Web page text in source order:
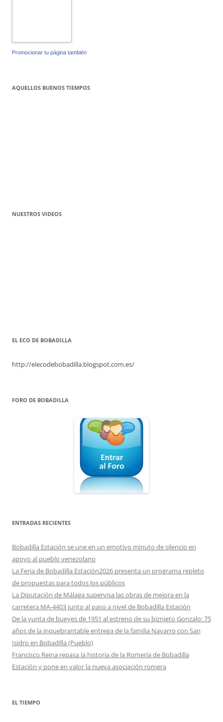
Promocionar tu página también
AQUELLOS BUENOS TIEMPOS
NUESTROS VIDEOS
EL ECO DE BOBADILLA
http://elecodebobadilla.blogspot.com.es/
FORO DE BOBADILLA
ENTRADAS RECIENTES
Bobadilla Estación se une en un emotivo minuto de silencio en
apoyo al pueblo venezolano
La Feria de Bobadilla Estación2026 presenta un programa repleto
de propuestas para todos los públicos
La Diputación de Málaga supervisa las obras de mejora en la
carretera MA-4403 junto al paso a nivel de Bobadilla Estación
De la yunta de bueyes de 1951 al estreno de su biznieto Gonzalo: 75
años de la inquebrantable entrega de la familia Navarro con San
Isidro en Bobadilla (Pueblo)
Francisco Reina repasa la historia de la Romería de Bobadilla
Estación y pone en valor la nueva asociación romera
EL TIEMPO